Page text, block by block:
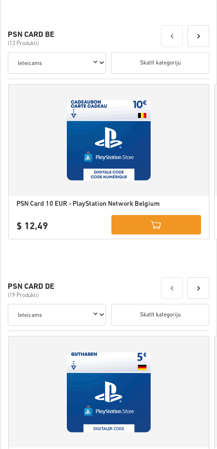
PSN CARD BE
(13 Produkti)
Skatīt kategoriju
PSN Card 10 EUR - PlayStation Network Belgium
$ 12,49
PSN CARD DE
(19 Produkti)
Skatīt kategoriju